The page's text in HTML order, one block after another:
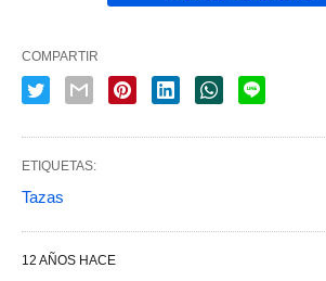
COMPARTIR
ETIQUETAS:
Tazas
12 AÑOS HACE